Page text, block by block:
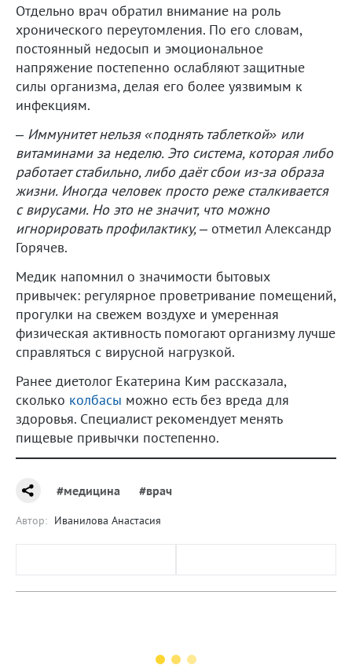
Отдельно врач обратил внимание на роль
хронического переутомления. По его словам,
постоянный недосып и эмоциональное
напряжение постепенно ослабляют защитные
силы организма, делая его более уязвимым к
инфекциям.
– Иммунитет нельзя «поднять таблеткой» или
витаминами за неделю. Это система, которая либо
работает стабильно, либо даёт сбои из-за образа
жизни. Иногда человек просто реже сталкивается
с вирусами. Но это не значит, что можно
игнорировать профилактику,– отметил Александр
Горячев.
Медик напомнил о значимости бытовых
привычек: регулярное проветривание помещений,
прогулки на свежем воздухе и умеренная
физическая активность помогают организму лучше
справляться с вирусной нагрузкой.
Ранее диетолог Екатерина Ким рассказала,
сколько колбасы можно есть без вреда для
здоровья. Специалист рекомендует менять
пищевые привычки постепенно.
#медицина #врач
Автор: Иванилова Анастасия